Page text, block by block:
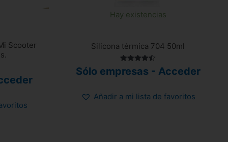
Scooter
Hay existencias
Silicona térmica 704 50ml
con
Sólo empresas - Acceder
Añadir a mi lista de favoritos